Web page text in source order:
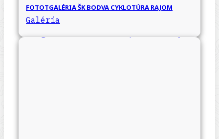
FOTOTGALÉRIA ŠK BODVA CYKLOTÚRA RAJOM
Galéria